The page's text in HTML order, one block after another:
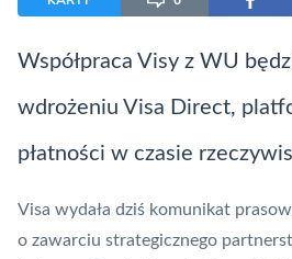
Współpraca Visy z WU
wdrożeniu Visa Direct,
płatności w czasie
Visa wydała dziś komunikat
o zawarciu strategicznego